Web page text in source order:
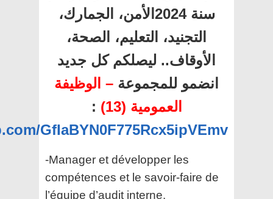
سنة 2024الأمن، الجمارك،
التجنيد، التعليم، الصحة،
الأوقاف.. ليصلكم كل جديد
انضمو للمجموعة – الوظيفة
العمومية (13)
:
GfIaBYN0F775Rcx5ipVEmv
-Manager et développer les
compétences et le savoir-faire de
l’équipe d’audit interne.